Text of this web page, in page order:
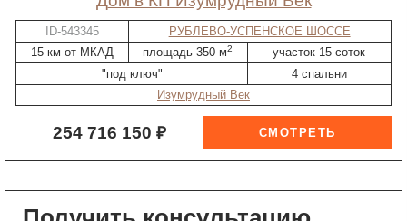
ID-543345
РУБЛЕВО-УСПЕНСКОЕ ШОССЕ
15 км от МКАД
площадь 350 м2
участок 15 соток
"под ключ"
4 спальни
Изумрудный Век
254 716 150 ₽